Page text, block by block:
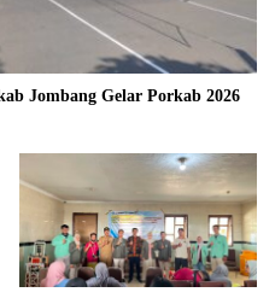
Jombang Gelar Porkab 2026